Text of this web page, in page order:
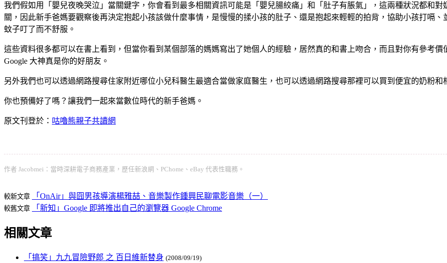
我們假如用「嬰兒夜晚哭泣」當關鍵字，你會看到最多相關資訊可能是「嬰兒腸絞痛」和「肚子有脹氣」，這兩種狀況都和
關，因此新手爸媽要觀察後再決定抱起小孩該做什麼事情，是慢慢的揉小孩的肚子、還是抱起來輕輕的拍背，協助小孩打嗝
蚊子叮了而不舒服。
這些資料很多都可以在書上看到，但當你看到某個部落的媽媽寫出了她個人的經驗，居然真的和書上吻合，而且對你有參考
Google 大神真是你的好朋友。
另外我們也可以透過網路搜尋住家附近哪位小兒科醫生最適合當做家庭醫生，也可以透過網路搜尋那裡可以買到便宜的奶粉和
你也預備好了嗎？讓我們一起來當數位時代的新手爸媽。
原文刊登於： 咕嚕熊親子共讀網
作者 Jacobmei：當時深耕電子商務產業，歷任新浪網、PChome、eBay 代表性職務。
較新文章 「OnAir」與囧男孩導演楊雅喆、音樂製作鍾興民聊電影音樂（一）
較舊文章 「新知」Google 即將推出自己的瀏覽器 Google Chrome
相關文章
「搞笑」九九冒險野郎 之 百日維新替身 (2008/09/19)